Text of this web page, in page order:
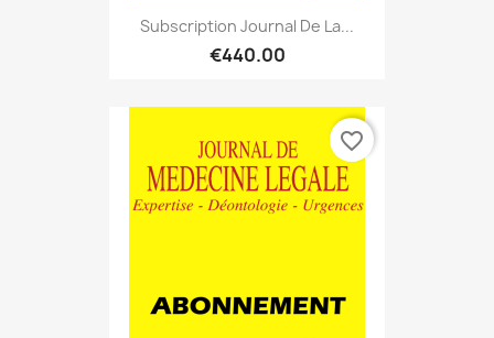
Subscription Journal De La...
€440.00
favorite_border